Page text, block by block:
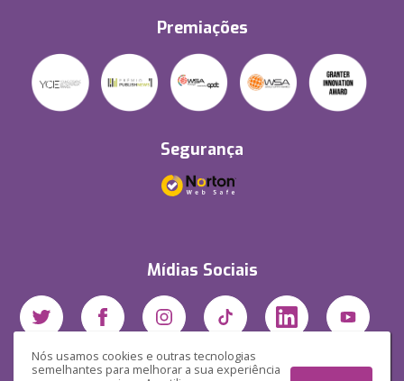
Nós usamos cookies e outras tecnologias
semelhantes para melhorar a sua experiência
Premiações
Segurança
Mídias Sociais